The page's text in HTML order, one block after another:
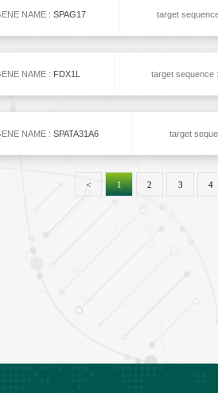
NAME : SPAG17 target
NAME : FDX1L target sequence :
NAME : SPATA31A6 target
< 1 2 3 4